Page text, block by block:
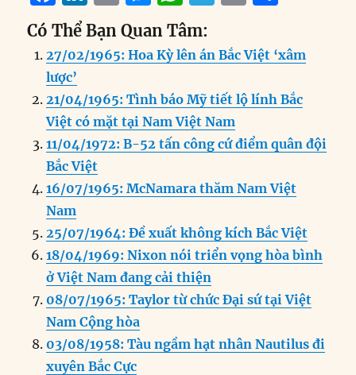
a
c
e
b
o
o
k
n
k
e
d
I
n
m
ai
l
ss
e
n
g
er
h
at
s
A
p
p
e
g
r
a
m
n
t
a
re
Có Thể Bạn Quan Tâm:
27/02/1965: Hoa Kỳ lên án Bắc Việt ‘xâm
lược’
21/04/1965: Tình báo Mỹ tiết lộ lính Bắc
Việt có mặt tại Nam Việt Nam
11/04/1972: B-52 tấn công cứ điểm quân đội
Bắc Việt
16/07/1965: McNamara thăm Nam Việt
Nam
25/07/1964: Đề xuất không kích Bắc Việt
18/04/1969: Nixon nói triển vọng hòa bình
ở Việt Nam đang cải thiện
08/07/1965: Taylor từ chức Đại sứ tại Việt
Nam Cộng hòa
03/08/1958: Tàu ngầm hạt nhân Nautilus đi
xuyên Bắc Cực